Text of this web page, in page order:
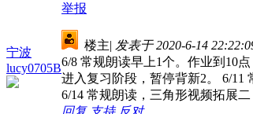
举报
宁波
lucy0705B
楼主| 发表于 2020-6-14
6/8 常规朗读早上1个。作业到10
进入复习阶段，暂停背新2。 6/11
6/14 常规朗读，三角形视频拓展
回复 支持 反对